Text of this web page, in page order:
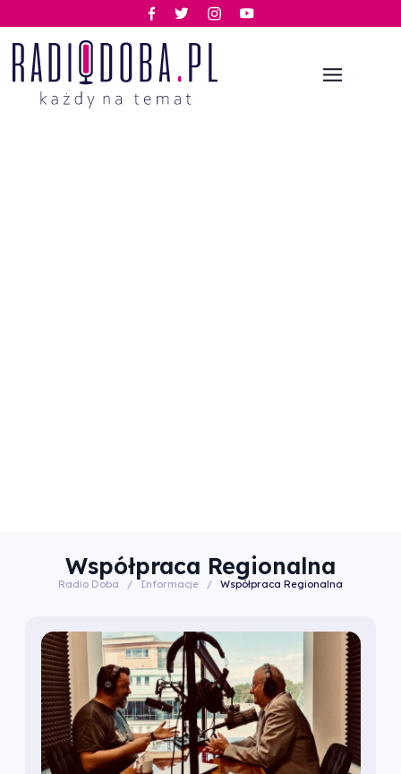
Współpraca Regionalna
Radio Doba / Informacje / Współpraca Regionalna